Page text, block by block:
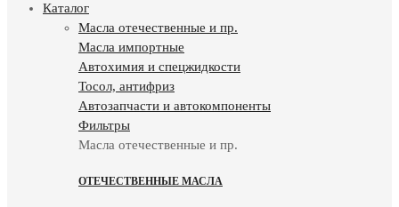
Каталог
Масла отечественные и пр.
Масла импортные
Автохимия и спецжидкости
Тосол, антифриз
Автозапчасти и автокомпоненты
Фильтры
Масла отечественные и пр.
ОТЕЧЕСТВЕННЫЕ МАСЛА